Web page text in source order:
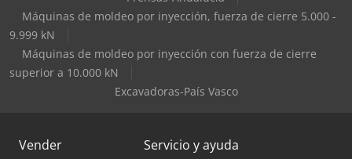
Máquinas de moldeo por inyección, fuerza de cierre 5.000 -
9.999 kN
Máquinas de moldeo por inyección con fuerza de cierre
superior a 10.000 kN
Excavadoras-País Vasco
Vender Servicio y ayuda